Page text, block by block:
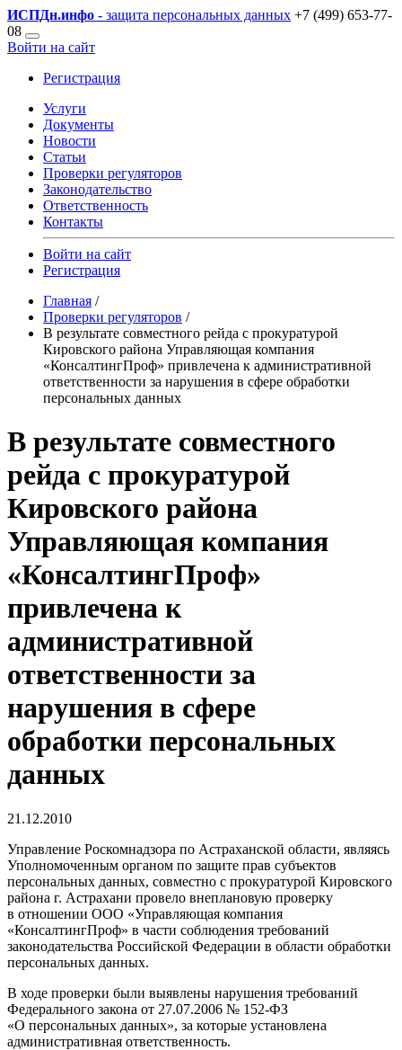
ИСПДн.инфо - защита персональных данных +7 (499) 653-77-
08
Войти на сайт
Регистрация
Услуги
Документы
Новости
Статьи
Проверки регуляторов
Законодательство
Ответственность
Контакты
Войти на сайт
Регистрация
Главная /
Проверки регуляторов /
В результате совместного рейда с прокуратурой
Кировского района Управляющая компания
«КонсалтингПроф» привлечена к административной
ответственности за нарушения в сфере обработки
персональных данных
В результате совместного
рейда с прокуратурой
Кировского района
Управляющая компания
«КонсалтингПроф»
привлечена к
административной
ответственности за
нарушения в сфере
обработки персональных
данных
21.12.2010
Управление Роскомнадзора по Астраханской области, являясь
Уполномоченным органом по защите прав субъектов
персональных данных, совместно с прокуратурой Кировского
района г. Астрахани провело внеплановую проверку
в отношении ООО «Управляющая компания
«КонсалтингПроф» в части соблюдения требований
законодательства Российской Федерации в области обработки
персональных данных.
В ходе проверки были выявлены нарушения требований
Федерального закона от 27.07.2006 № 152-ФЗ
«О персональных данных», за которые установлена
административная ответственность.